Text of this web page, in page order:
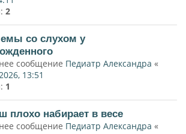
2
со слухом у
сообщение Педиатр Александра «
13:51
1
плохо набирает в весе
сообщение Педиатр Александра «